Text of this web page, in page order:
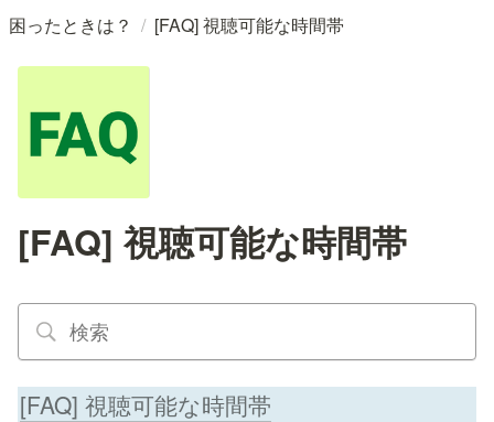
困ったときは？ / [FAQ] 視聴可能な時間帯
[FAQ] 視聴可能な時間帯
[FAQ] 視聴可能な時間帯